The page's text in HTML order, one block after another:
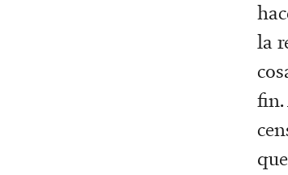
la
fin.